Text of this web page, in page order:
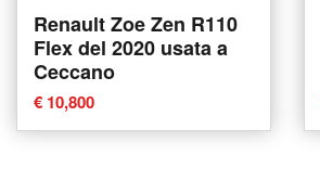
Renault Zoe Zen R110
Flex del 2020 usata a
Ceccano
€ 10,800